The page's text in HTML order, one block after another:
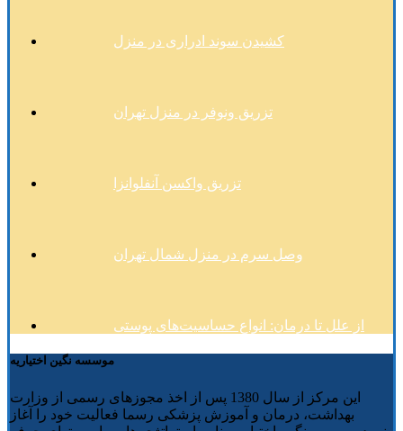
کشیدن سوند ادراری در منزل
تزریق ونوفر در منزل تهران
تزریق واکسن آنفلوانزا
وصل سرم در منزل شمال تهران
از علل تا درمان: انواع حساسیت‌های پوستی
موسسه نگین اختیاریه
این مرکز از سال 1380 پس از اخذ مجوزهای رسمی از وزارت
بهداشت، درمان و آموزش پزشکی رسما فعالیت خود را آغاز